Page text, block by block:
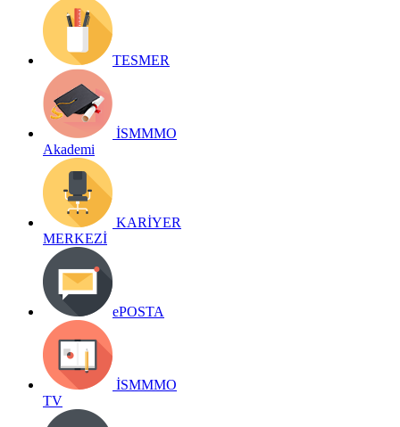
TESMER
İSMMMO
Akademi
KARİYER
MERKEZİ
ePOSTA
İSMMMO
TV